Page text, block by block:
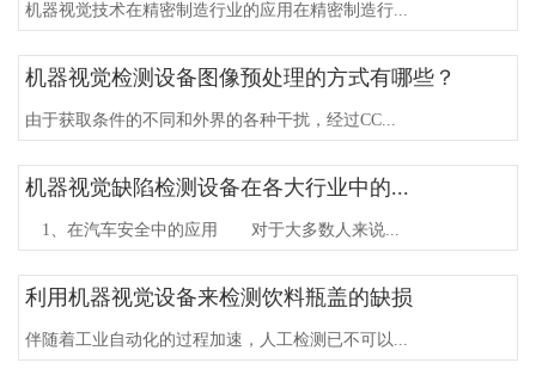
机器视觉技术在精密制造行业的应用在精密制造行...
机器视觉检测设备图像预处理的方式有哪些？
由于获取条件的不同和外界的各种干扰，经过CC...
机器视觉缺陷检测设备在各大行业中的...
1、在汽车安全中的应用 对于大多数人来说...
利用机器视觉设备来检测饮料瓶盖的缺损
伴随着工业自动化的过程加速，人工检测已不可以...